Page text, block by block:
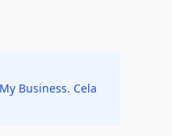
Business. Cela